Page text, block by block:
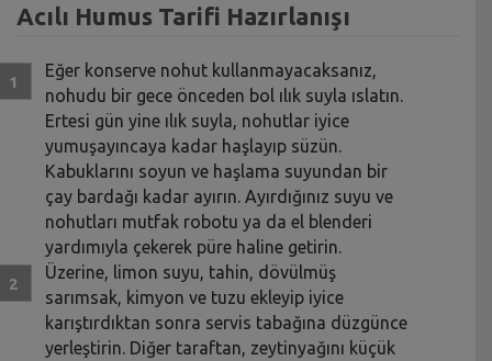
Acılı Humus Tarifi Hazırlanışı
Eğer konserve nohut kullanmayacaksanız,
nohudu bir gece önceden bol ılık suyla ıslatın.
Ertesi gün yine ılık suyla, nohutlar iyice
yumuşayıncaya kadar haşlayıp süzün.
Kabuklarını soyun ve haşlama suyundan bir
çay bardağı kadar ayırın. Ayırdığınız suyu ve
nohutları mutfak robotu ya da el blenderi
yardımıyla çekerek püre haline getirin.
Üzerine, limon suyu, tahin, dövülmüş
sarımsak, kimyon ve tuzu ekleyip iyice
karıştırdıktan sonra servis tabağına düzgünce
yerleştirin. Diğer taraftan, zeytinyağını küçük